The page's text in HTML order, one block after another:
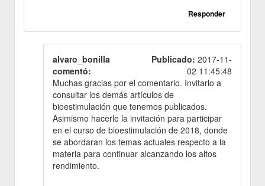
Responder
alvaro_bonilla
comentó:
Publicado: 2017-11-
02 11:45:48
Muchas gracias por el comentario. Invitarlo a
consultar los demás artículos de
bioestimulación que tenemos publicados.
Asimismo hacerle la invitación para participar
en el curso de bioestimulación de 2018, donde
se abordaran los temas actuales respecto a la
materia para continuar alcanzando los altos
rendimiento.